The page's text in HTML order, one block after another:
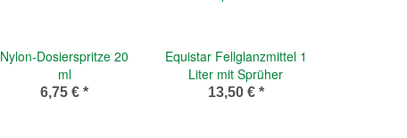
Nylon-Dosierspritze 20
ml
6,75 € *
Equistar Fellglanzmittel 1
Liter mit Sprüher
13,50 € *